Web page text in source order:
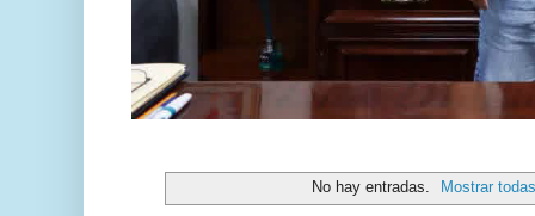
No hay entradas. Mostrar